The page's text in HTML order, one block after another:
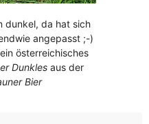
dunkel, da hat sich
angepasst ;-)
österreichisches
Dunkles aus der
Bier